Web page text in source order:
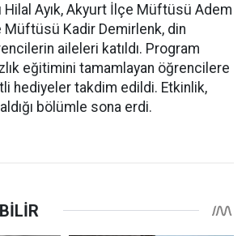
Hilal Ayık, Akyurt İlçe Müftüsü Adem
Müftüsü Kadir Demirlenk, din
aileleri katıldı. Program
eğitimini tamamlayan öğrencilere
hediyeler takdim edildi. Etkinlik,
aldığı bölümle sona erdi.